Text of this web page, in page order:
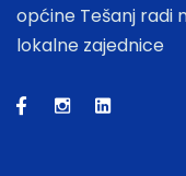
općine Tešanj radi
lokalne zajednice